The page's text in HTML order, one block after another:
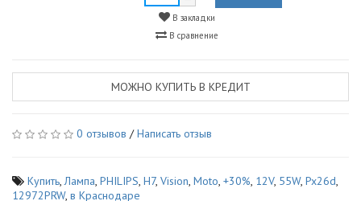
В закладки
В сравнение
МОЖНО КУПИТЬ В КРЕДИТ
0 отзывов /Написать отзыв
Купить,Лампа, PHILIPS, H7, Vision, Moto, +30%, 12V, 55W, Px26d,
12972PRW, в Краснодаре